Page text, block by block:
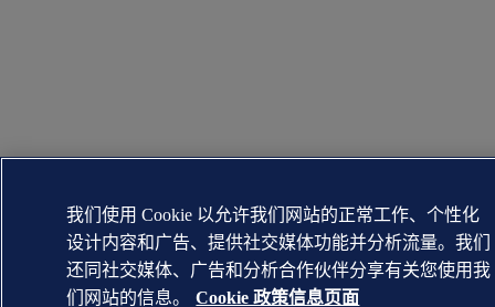
我们使用 Cookie 以允许我们网站的正常工作、个性化
设计内容和广告、提供社交媒体功能并分析流量。我们
还同社交媒体、广告和分析合作伙伴分享有关您使用我
们网站的信息。
Cookie 政策信息页面